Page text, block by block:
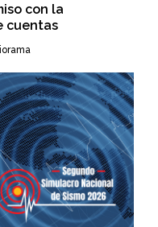
con la
cuentas